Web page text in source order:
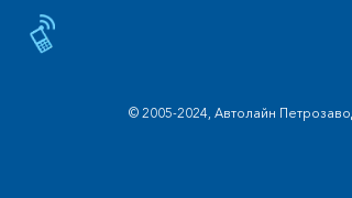
© 2005-2024, Автолайн